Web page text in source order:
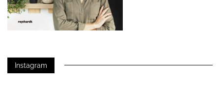
Instagram